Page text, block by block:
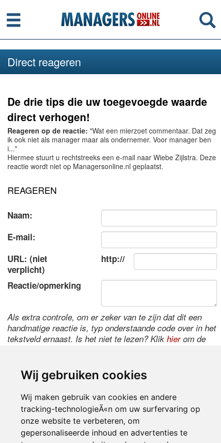
Wij gebruiken cookies
Wij maken gebruik van cookies en andere
tracking-technologieÃ«n om uw surfervaring op
onze website te verbeteren, om
gepersonaliseerde inhoud en advertenties te
Menu
Direct reageren
De drie tips die uw toegevoegde waarde
direct verhogen!
Reageren op de reactie: "Wat een mierzoet commentaar. Dat zeg
ik ook niet als manager maar als ondernemer. Voor manager ben
i..."
Hiermee stuurt u rechtstreeks een e-mail naar Wiebe Zijlstra. Deze
reactie wordt niet op Managersonline.nl geplaatst.
REAGEREN
Naam:
E-mail:
URL: (niet
verplicht)
http://
Reactie/opmerking
Als extra controle, om er zeker van te zijn dat dit een
handmatige reactie is, typ onderstaande code over in het
tekstveld ernaast. Is het niet te lezen? Klik hierom de